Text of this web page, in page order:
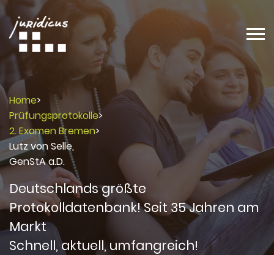
Home>
Prüfungsprotokolle>
2. Examen Bremen>
Lutz von Selle,
GenStA a.D.
Deutschlands größte
Protokolldatenbank! Seit 35 Jahren am
Markt
Schnell, aktuell, umfangreich!